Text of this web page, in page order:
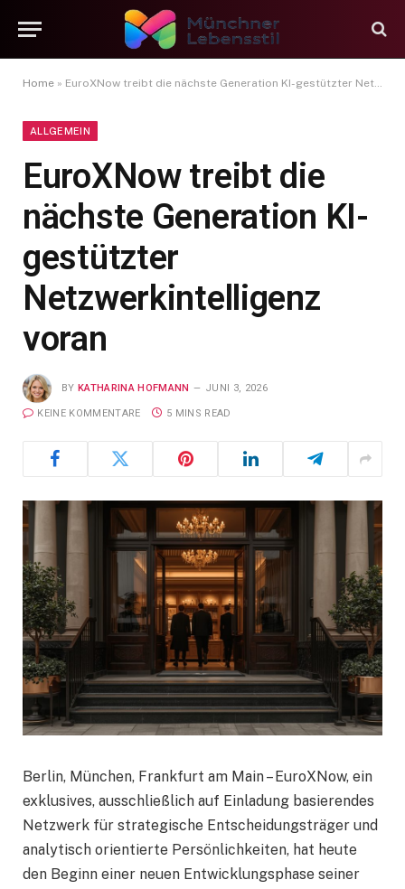
Home » EuroXNow treibt die nächste Generation KI-gestützter Netzwerkintelligenz voran
ALLGEMEIN
EuroXNow treibt die
nächste Generation KI-
gestützter
Netzwerkintelligenz
voran
BY KATHARINA HOFMANN JUNI 3, 2026
KEINE KOMMENTARE 5 MINS READ
Berlin, München, Frankfurt am Main – EuroXNow, ein
exklusives, ausschließlich auf Einladung basierendes
Netzwerk für strategische Entscheidungsträger und
analytisch orientierte Persönlichkeiten, hat heute
den Beginn einer neuen Entwicklungsphase seiner